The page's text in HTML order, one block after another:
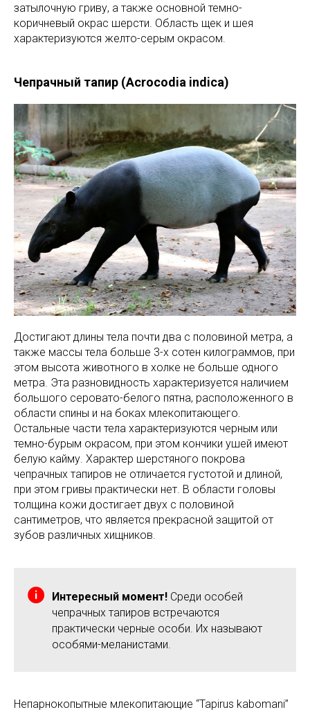
затылочную гриву, а также основной темно-
коричневый окрас шерсти. Область щек и шея
характеризуются желто-серым окрасом.
Чепрачный тапир (Acrocodia indica)
Достигают длины тела почти два с половиной метра, а
также массы тела больше 3-х сотен килограммов, при
этом высота животного в холке не больше одного
метра. Эта разновидность характеризуется наличием
большого серовато-белого пятна, расположенного в
области спины и на боках млекопитающего.
Остальные части тела характеризуются черным или
темно-бурым окрасом, при этом кончики ушей имеют
белую кайму. Характер шерстяного покрова
чепрачных тапиров не отличается густотой и длиной,
при этом гривы практически нет. В области головы
толщина кожи достигает двух с половиной
сантиметров, что является прекрасной защитой от
зубов различных хищников.
Интересный момент! Среди особей
чепрачных тапиров встречаются
практически черные особи. Их называют
особями-меланистами.
Непарнокопытные млекопитающие “Tapirus kabomani”